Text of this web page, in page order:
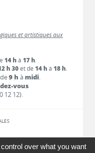
et artistiques aux
14 hà 17 h.
h 30et de 14 hà 18 h.
9 h à midi.
vous
12 12).
over what you want